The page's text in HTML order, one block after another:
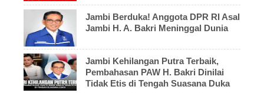
Jambi Berduka! Anggota DPR RI Asal
Jambi H. A. Bakri Meninggal Dunia
Jambi Kehilangan Putra Terbaik,
Pembahasan PAW H. Bakri Dinilai
Tidak Etis di Tengah Suasana Duka